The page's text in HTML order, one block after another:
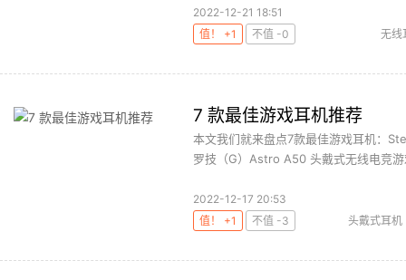
2022-12-21 18:51
值！ +1
不值 -0 无线
7 款最佳游戏耳机推荐
本文我们就来盘点7款最佳游戏耳机：
罗技（G）Astro A50 头戴式无线电竞
2022-12-17 20:53
值！ +1
不值 -3 头戴式耳机